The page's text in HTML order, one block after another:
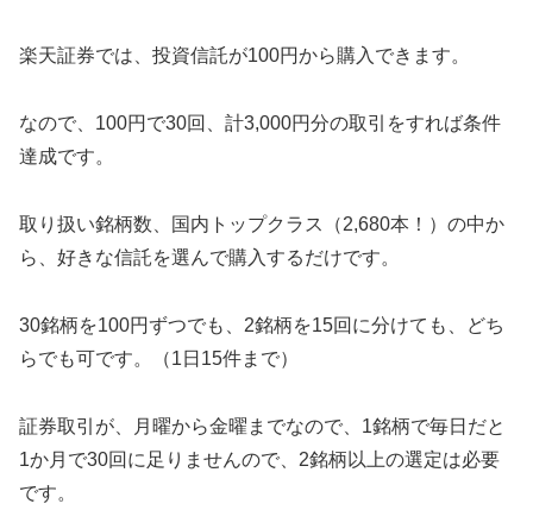
楽天証券では、投資信託が100円から購入できます。
なので、100円で30回、計3,000円分の取引をすれば条件
達成です。
取り扱い銘柄数、国内トップクラス（2,680本！）の中か
ら、好きな信託を選んで購入するだけです。
30銘柄を100円ずつでも、2銘柄を15回に分けても、どち
らでも可です。（1日15件まで）
証券取引が、月曜から金曜までなので、1銘柄で毎日だと
1か月で30回に足りませんので、2銘柄以上の選定は必要
です。